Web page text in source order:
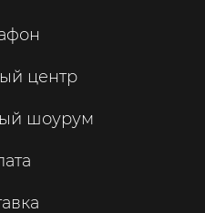
центр
шоурум